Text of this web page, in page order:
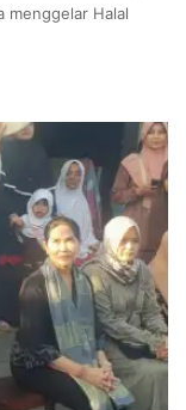
menggelar Halal